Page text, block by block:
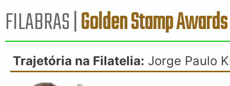
FILABRAS |Golden Stamp Awards
Trajetória na Filatelia: Jorge Paulo